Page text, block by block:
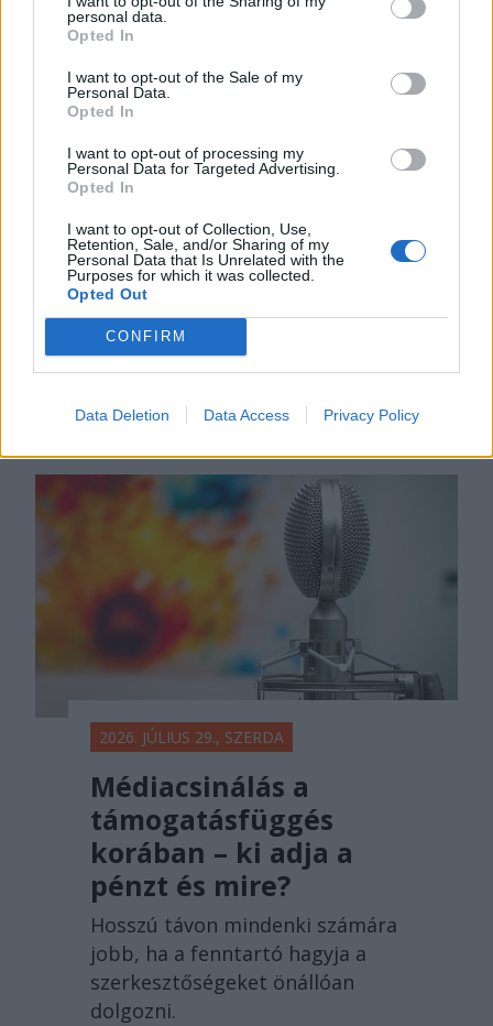
personal data.
Opted In
I want to opt-out of the Sale of my
Personal Data.
Opted In
I want to opt-out of processing my
Personal Data for Targeted Advertising.
Opted In
I want to opt-out of Collection, Use,
Retention, Sale, and/or Sharing of my
Personal Data that Is Unrelated with the
Purposes for which it was collected.
Opted Out
CONFIRM
Data Deletion Data Access Privacy Policy
2026. JÚLIUS 30., CSÜTÖRTÖK
Egy nap, amikor egy
mamut előtűnik a
Dunából, egy
atomerőmű pedig leáll
Történelmi mélyponton van a nagy
kánikula még csak eztán tetőzik.
2026. JÚLIUS 29., SZERDA
Médiacsinálás a
támogatásfüggés
korában – ki adja a
pénzt és mire?
Hosszú távon mindenki számára
jobb, ha a fenntartó hagyja a
szerkesztőségeket önállóan
dolgozni.